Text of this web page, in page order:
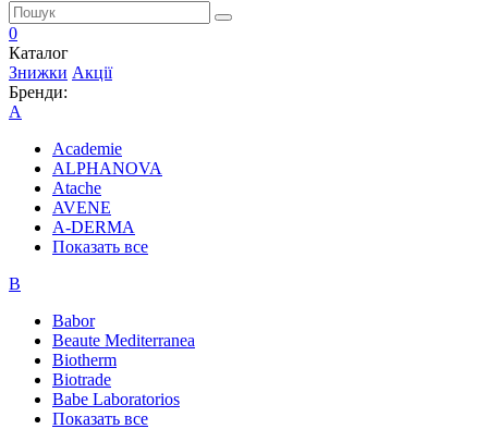
0
Каталог
Знижки Акції
Бренди:
A
Academie
ALPHANOVA
Atache
AVENE
A-DERMA
Показать все
B
Babor
Beaute Mediterranea
Biotherm
Biotrade
Babe Laboratorios
Показать все